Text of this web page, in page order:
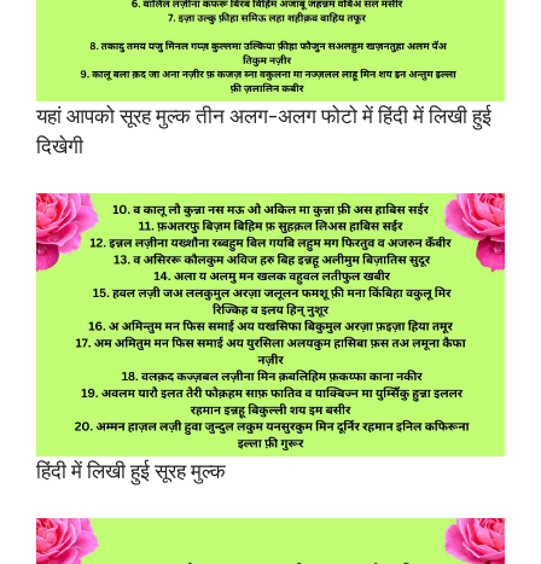
यहां आपको सूरह मुल्क तीन अलग-अलग फोटो में हिंदी में लिखी हुई
दिखेगी
हिंदी में लिखी हुई सूरह मुल्क